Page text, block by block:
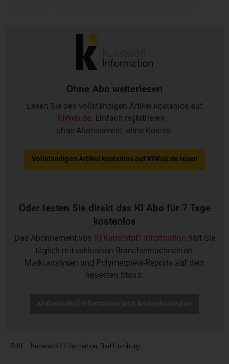
Juli 2026 zu erwarten gewesen.
Ohne Abo weiterlesen
Lesen Sie den vollständigen Artikel kostenlos auf
KIWeb.de. Einfach registrieren –
ohne Abonnement, ohne Kosten.
Vollständigen Artikel kostenlos auf KIWeb.de lesen
Oder testen Sie direkt das KI Abo für 7 Tage
kostenlos
Das Abonnement von KI Kunststoff Information hält Sie
täglich mit exklusiven Branchennachrichten,
Marktanalysen und Polymerpreis-Reports auf dem
neuesten Stand.
© KI – Kunststoff Information, Bad Homburg